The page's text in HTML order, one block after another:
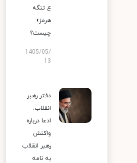
ع تنگه
هرمز»
چیست؟
1405/05/
13
دفتر رهبر
انقلاب:
ادعا درباره
واکنش
رهبر انقلاب
به نامه